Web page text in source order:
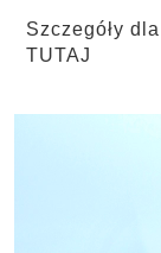
Szczegóły
TUTAJ